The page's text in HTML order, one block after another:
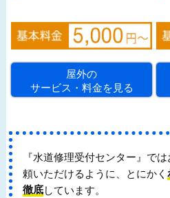
屋外の
サービス・料金を見る
『水道修理受付センター』で
頼いただけるように、とにかく
徹底しています。